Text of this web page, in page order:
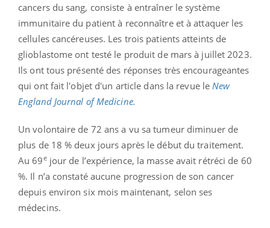
cancers du sang, consiste à entraîner le système
immunitaire du patient à reconnaître et à attaquer les
cellules cancéreuses. Les trois patients atteints de
glioblastome ont testé le produit de mars à juillet 2023.
Ils ont tous présenté des réponses très encourageantes
qui ont fait l'objet d'un article dans la revue le New
England Journal of Medicine.
Un volontaire de 72 ans a vu sa tumeur diminuer de
plus de 18 % deux jours après le début du traitement.
Au 69ejour de l’expérience, la masse avait rétréci de 60
%. Il n’a constaté aucune progression de son cancer
depuis environ six mois maintenant, selon ses
médecins.